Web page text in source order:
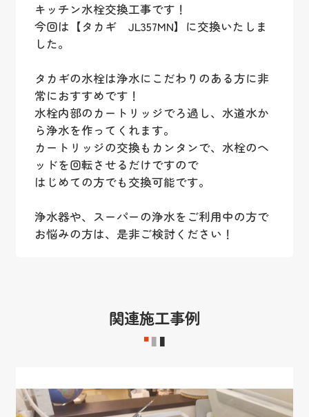
キッチン水栓交換工事です！
今回は【タカギ JL357MN】に交換いたしま
した。
タカギの水栓は浄水にこだわりのある方に非
常におすすめです！
水栓内部のカートリッジでろ過し、水道水か
ら浄水を作ってくれます。
カートリッジの交換もカンタンで、水栓のヘ
ッドを回転させるだけですので
はじめての方でも交換可能です。
浄水器や、スーパーの浄水をご利用中の方で
お悩みの方は、是非ご検討ください！
関連施工事例